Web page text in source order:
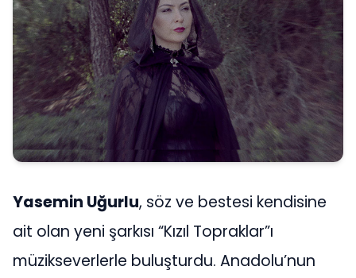
Yasemin Uğurlu, söz ve bestesi kendisine
ait olan yeni şarkısı “Kızıl Topraklar”ı
müzikseverlerle buluşturdu. Anadolu’nun